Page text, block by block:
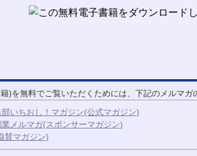
)を無料でご覧いただくためには、下記のメルマガ
部いちおし！マガジン(公式マガジン)
メルマガ(スポンサーマガジン)
賛マガジン)